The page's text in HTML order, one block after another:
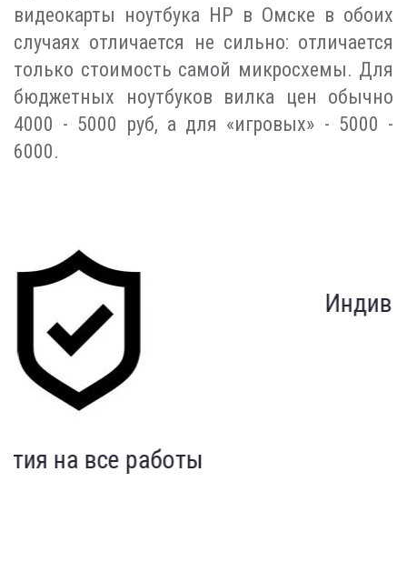
видеокарты ноутбука HP в Омске в обоих
случаях отличается не сильно: отличается
только стоимость самой микросхемы. Для
бюджетных ноутбуков вилка цен обычно
4000 - 5000 руб, а для «игровых» - 5000 -
6000.
Индивидуальный подход